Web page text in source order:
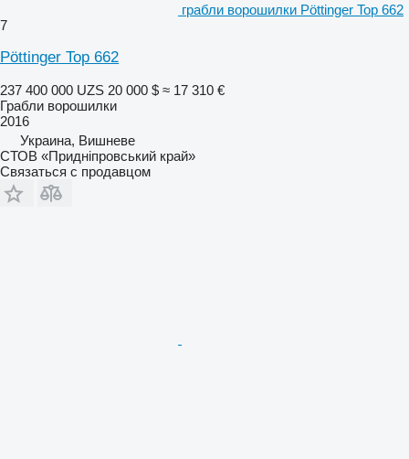
грабли ворошилки Pöttinger Top 662
7
Pöttinger Top 662
237 400 000 UZS 20 000 $ ≈ 17 310 €
Грабли ворошилки
2016
Украина, Вишневе
СТОВ «Придніпровський край»
Связаться с продавцом